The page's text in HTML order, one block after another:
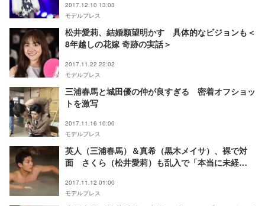
2017.12.10 13:03
モデルプレス
松井愛莉、結婚願望明かす 具体的なビジョンも＜
8年越しの花嫁 奇跡の実話＞
2017.11.22 22:02
モデルプレス
三浦春馬と城田優の仲が良すぎる 密着オフショッ
トを激写
2017.11.16 10:00
モデルプレス
英人（三浦春馬）＆真希（黒木メイサ）、裸で対
面 さくら（松井愛莉）も乱入で「本当に未経
2017.11.12 01:00
モデルプレス